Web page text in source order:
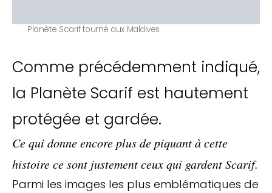
Planète Scarif tourné aux Maldives
Comme précédemment indiqué,
la Planète Scarif est hautement
protégée et gardée.
Ce qui donne encore plus de piquant à cette
histoire ce sont justement ceux qui gardent Scarif.
Parmi les images les plus emblématiques de